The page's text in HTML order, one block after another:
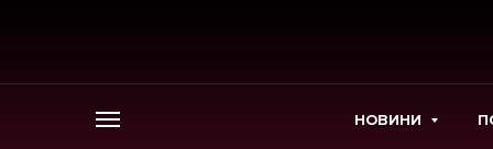
НОВИНИ